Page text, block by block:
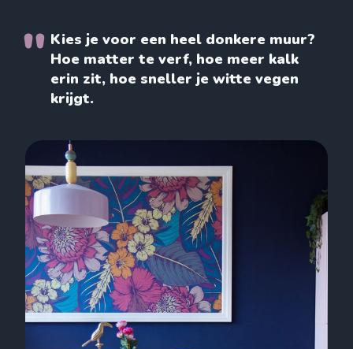
Kies je voor een heel donkere muur?
Hoe matter te verf, hoe meer kalk
erin zit, hoe sneller je witte vegen
krijgt.